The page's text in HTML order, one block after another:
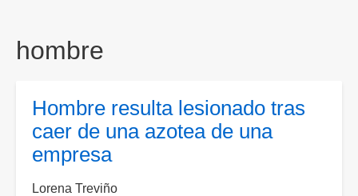
hombre
Hombre resulta lesionado tras
caer de una azotea de una
empresa
Lorena Treviño